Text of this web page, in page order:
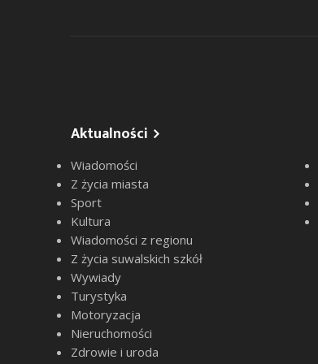
Aktualności
Wiadomości
Z życia miasta
Sport
Kultura
Wiadomości z regionu
Z życia suwalskich szkół
Wywiady
Turystyka
Motoryzacja
Nieruchomości
Zdrowie i uroda